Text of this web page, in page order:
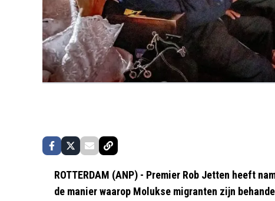
ROTTERDAM (ANP) - Premier Rob Jetten heeft
de manier waarop Molukse migranten zijn